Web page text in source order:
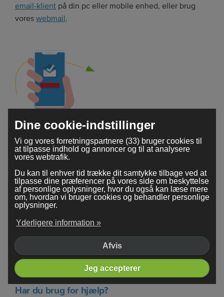
email-klient på din pc eller mobile enhed, eller brug
vores webmail.
Tilgængelig fra hvor som helst
Du har når som helst adgang til din Webador sikre
postkasse. Du kan tjekke dine emails uanset hvor du
befinder dig eller hvilken enhed du bruger.
Har du brug for hjælp?
Dine cookie-indstillinger
Vi og vores forretningspartnere (33) bruger cookies til
at tilpasse indhold og annoncer og til at analysere
vores webtrafik.
Du kan til enhver tid trække dit samtykke tilbage ved at
tilpasse dine præferencer på vores side om beskyttelse
af personlige oplysninger, hvor du også kan læse mere
om, hvordan vi bruger cookies og behandler personlige
oplysninger.
Yderligere information »
Afvis
Jeg accepterer